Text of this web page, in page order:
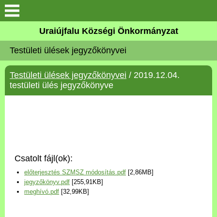
Köszöntő
Elérhetőségek
Uraiújfalu
Választási információk
Versenyképes Járások
Uraiújfalu Községi Önkormányzat
Testületi ülések jegyzőkönyvei
Testületi ülések jegyzőkönyvei / 2019.12.04.
testületi ülés jegyzőkönyve
Csatolt fájl(ok):
előterjesztés SZMSZ módosítás.pdf [2,86MB]
jegyzőkönyv.pdf [255,91KB]
meghívó.pdf [32,99KB]